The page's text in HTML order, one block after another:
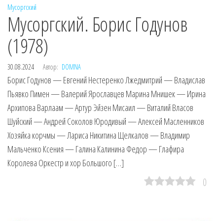
Мусоргский
Мусоргский. Борис Годунов
(1978)
30.08.2024 Автор: DOMNA
Борис Годунов — Евгений Нестеренко Лжедмитрий — Владислав
Пьявко Пимен — Валерий Ярославцев Марина Мнишек — Ирина
Архипова Варлаам — Артур Эйзен Мисаил — Виталий Власов
Шуйский — Андрей Соколов Юродивый — Алексей Масленников
Хозяйка корчмы — Лариса Никитина Щелкалов — Владимир
Мальченко Ксения — Галина Калинина Федор — Глафира
Королева Оркестр и хор Большого […]
0